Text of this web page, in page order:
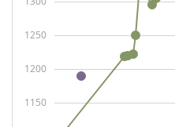
1150
1200
1250